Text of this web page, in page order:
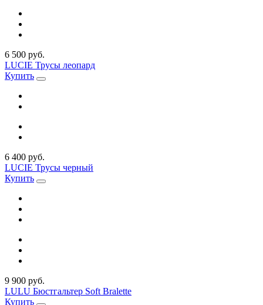
6 500 руб.
LUCIE Трусы леопард
Купить
6 400 руб.
LUCIE Трусы черный
Купить
9 900 руб.
LULU Бюстгальтер Soft Bralette
Купить